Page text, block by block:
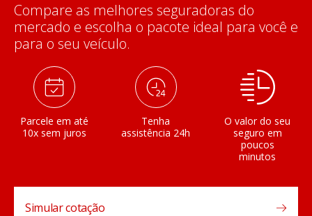
Compare as melhores seguradoras do
mercado e escolha o pacote ideal para você e
para o seu veículo.
Parcele em até
10x sem juros
Tenha
assistência 24h
O valor do seu
seguro em
poucos
minutos
Simular cotação